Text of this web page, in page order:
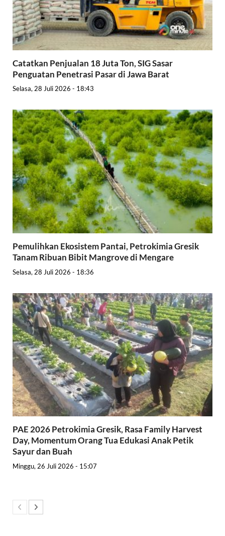
Catatkan Penjualan 18 Juta Ton, SIG Sasar
Penguatan Penetrasi Pasar di Jawa Barat
Selasa, 28 Juli 2026 - 18:43
Pemulihkan Ekosistem Pantai, Petrokimia Gresik
Tanam Ribuan Bibit Mangrove di Mengare
Selasa, 28 Juli 2026 - 18:36
PAE 2026 Petrokimia Gresik, Rasa Family Harvest
Day, Momentum Orang Tua Edukasi Anak Petik
Sayur dan Buah
Minggu, 26 Juli 2026 - 15:07